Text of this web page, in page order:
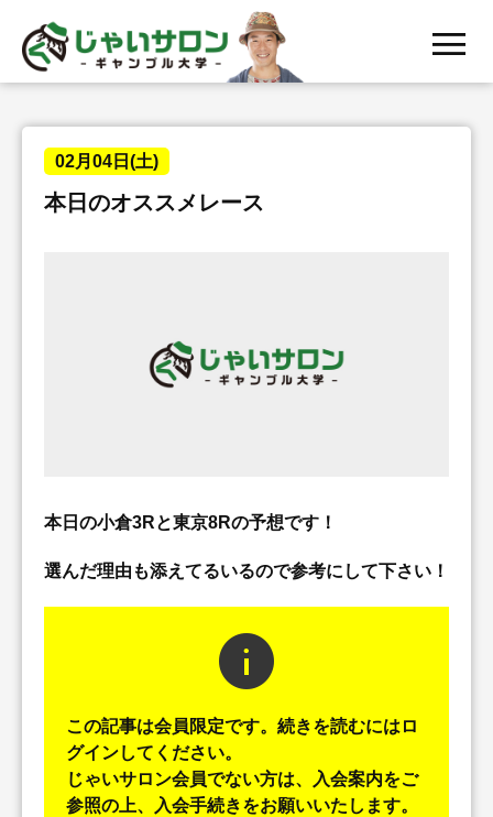
menu
02月04日(土)
本日のオススメレース
本日の小倉3Rと東京8Rの予想です！
選んだ理由も添えてるいるので参考にして下さい！
info
この記事は会員限定です。続きを読むにはロ
グインしてください。
じゃいサロン会員でない方は、入会案内をご
参照の上、入会手続きをお願いいたします。